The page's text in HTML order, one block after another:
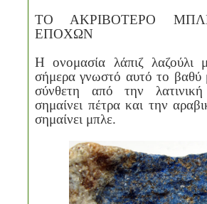
ΤΟ ΑΚΡΙΒΟΤΕΡΟ
ΕΠΟΧΩΝ
Η ονομασία λάπιζ λαζούλι
σήμερα γνωστό αυτό το βαθύ
σύνθετη από την
σημαίνει πέτρα και την
σημαίνει μπλε.